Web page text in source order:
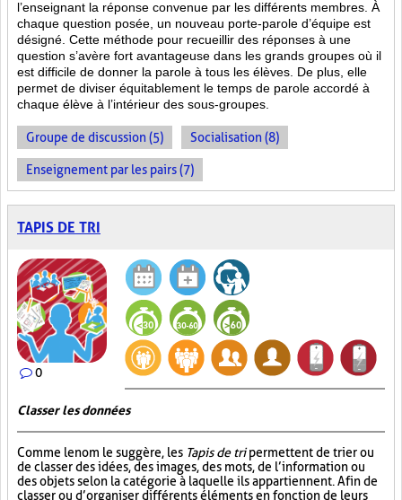
l’enseignant la réponse convenue par les différents membres. À
chaque question posée, un nouveau porte-parole d’équipe est
désigné. Cette méthode pour recueillir des réponses à une
question s’avère fort avantageuse dans les grands groupes où il
est difficile de donner la parole à tous les élèves. De plus, elle
permet de diviser équitablement le temps de parole accordé à
chaque élève à l’intérieur des sous-groupes.
Groupe de discussion (5) Socialisation (8)
Enseignement par les pairs (7)
TAPIS DE TRI
0
Classer les données
Comme le nom le suggère, les Tapis de tripermettent de trier ou
de classer des idées, des images, des mots, de l’information ou
des objets selon la catégorie à laquelle ils appartiennent. Afin de
classer ou d’organiser différents éléments en fonction de leurs